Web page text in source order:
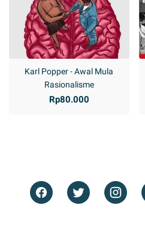
Karl Popper - Awal Mula
Rasionalisme
Rp80.000